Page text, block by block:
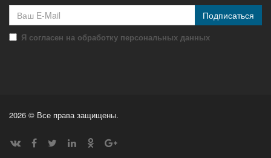
Подписаться
Я согласен на обработку персональных данных
2026 © Все права защищены.